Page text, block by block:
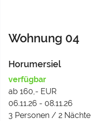
Wohnung 04
Horumersiel
verfügbar
ab 160,- EUR
06.11.26 - 08.11.26
3 Personen / 2 Nächte